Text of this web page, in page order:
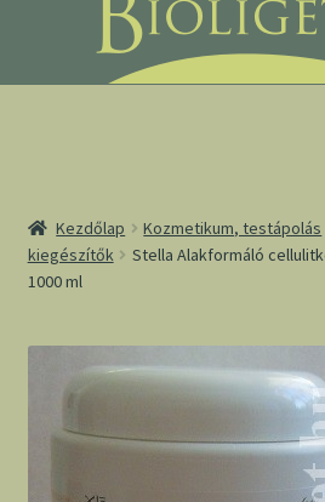
navigációhoz
tartalomba
Kezdőlap Kozmetikum, testápolás
kiegészítők
Stella Alakformáló
1000 ml